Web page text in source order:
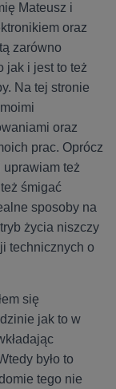
Mateusz i
oraz
zarówno
jak i jest to też
Na tej stronie
oraz
prac. Oprócz
też
śmigać
sposoby na
życia niszczy
technicznych o
się
jak to w
było to
tego nie